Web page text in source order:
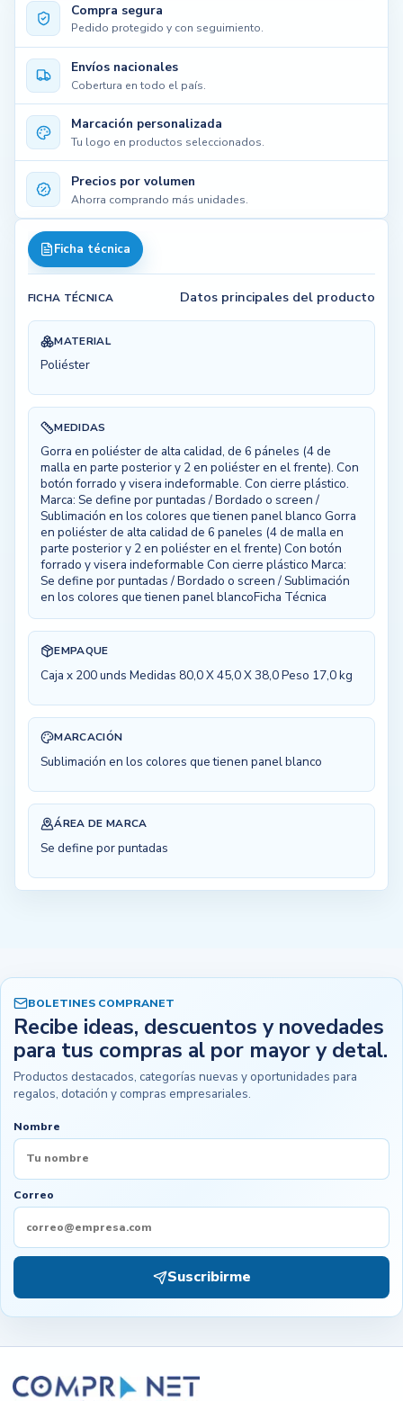
Compra segura
Pedido protegido y con seguimiento.
Envíos nacionales
Cobertura en todo el país.
Marcación personalizada
Tu logo en productos seleccionados.
Precios por volumen
Ahorra comprando más unidades.
Ficha técnica
FICHA TÉCNICA Datos principales del producto
MATERIAL
Poliéster
MEDIDAS
Gorra en poliéster de alta calidad, de 6 páneles (4 de
malla en parte posterior y 2 en poliéster en el frente). Con
botón forrado y visera indeformable. Con cierre plástico.
Marca: Se define por puntadas / Bordado o screen /
Sublimación en los colores que tienen panel blanco Gorra
en poliéster de alta calidad de 6 paneles (4 de malla en
parte posterior y 2 en poliéster en el frente) Con botón
forrado y visera indeformable Con cierre plástico Marca:
Se define por puntadas / Bordado o screen / Sublimación
en los colores que tienen panel blancoFicha Técnica
EMPAQUE
Caja x 200 unds Medidas 80,0 X 45,0 X 38,0 Peso 17,0 kg
MARCACIÓN
Sublimación en los colores que tienen panel blanco
ÁREA DE MARCA
Se define por puntadas
BOLETINES COMPRANET
Recibe ideas, descuentos y novedades
para tus compras al por mayor y detal.
Productos destacados, categorías nuevas y oportunidades para
regalos, dotación y compras empresariales.
Nombre
Correo
Suscribirme